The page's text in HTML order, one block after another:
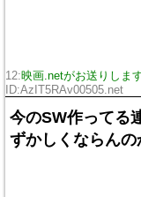
12:映画.netがお送りしま
ID:AzIT5RAv00505.net
今のSW作ってる
ずかしくならんの